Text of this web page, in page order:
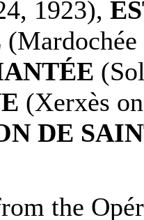
1923),
(Xerxès
DE
the